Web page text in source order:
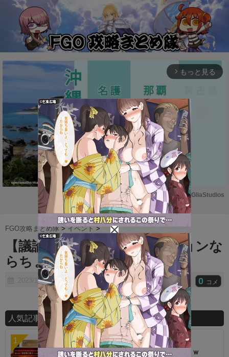
arrow_forward_ios もっと見る
M
u
t
e
Powered by GliaStudios
FGO攻略まとめ隊 >イベント >
【議論】戦線ってこのポジションな
らちょうど良さそうｗｗ
2023/11/15 0 コメ
人気記事ランキング
【話題】青王、強化されすぎだろｗｗｗｗｗｗ